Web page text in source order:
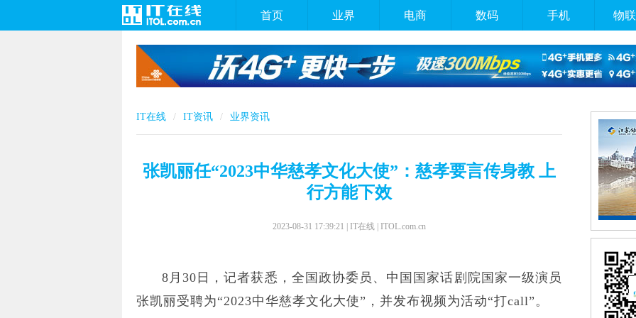
首页 业界 电商 数码 手机 物
IT在线 IT资讯 业界资讯
张凯丽任“2023中华慈孝文化大使”：慈孝要言传身教 上
行方能下效
2023-08-31 17:39:21 | IT在线 | ITOL.com.cn
8月30日，记者获悉，全国政协委员、中国国家话剧院国家一级演员
张凯丽受聘为“2023中华慈孝文化大使”，并发布视频为活动“打call”。